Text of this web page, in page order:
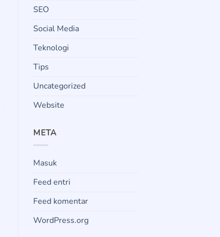
SEO
Social Media
Teknologi
Tips
Uncategorized
Website
META
Masuk
Feed entri
Feed komentar
WordPress.org